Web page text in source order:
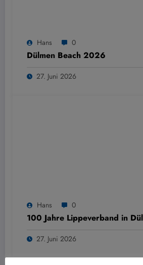
Hans 0
Dülmen Beach 2026
27. Juni 2026
Hans 0
100 Jahre Lippeverband in
27. Juni 2026